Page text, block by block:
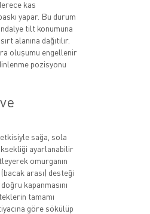
kas
yapar. Bu durum
tilt konumuna
alanına dağıtılır.
oluşumu engellenir
pozisyonu
sağa, sola
ayarlanabilir
omurganın
arası) desteği
kapanmasını
tamamı
göre sökülüp